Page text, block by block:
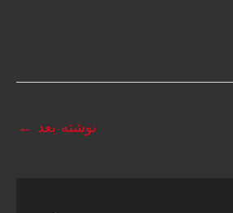
نوشته بعد ←